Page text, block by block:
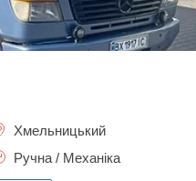
Хмельницький
Ручна / Механіка